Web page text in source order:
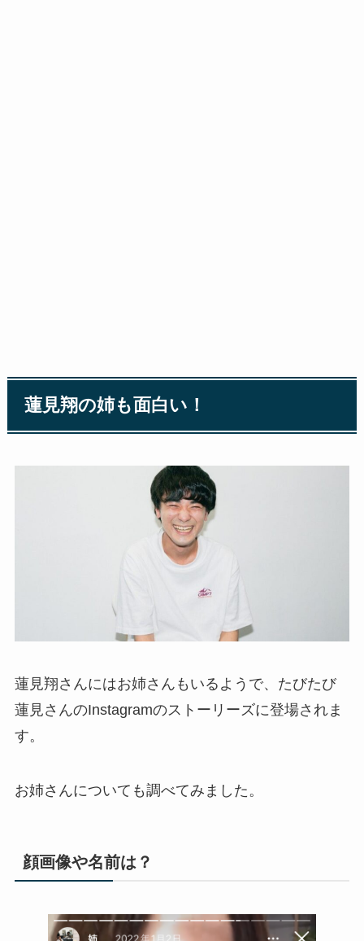
蓮見翔の姉も面白い！
蓮見翔さんにはお姉さんもいるようで、たびたび
蓮見さんのInstagramのストーリーズに登場されま
す。
お姉さんについても調べてみました。
顔画像や名前は？